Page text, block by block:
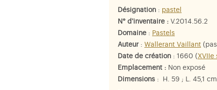
Désignation : pastel
N° d'inventaire : V.2014.56.2
Domaine : Pastels
Auteur: Wallerant Vaillant
Date de création : 1660 ( XVIIe
Emplacement : Non exposé
Dimensions : H. 59 ; L. 45,1